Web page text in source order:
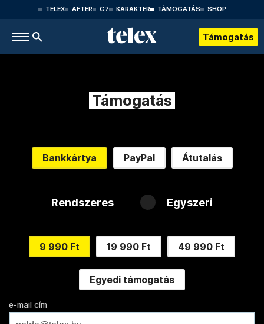
TELEX AFTER G7 KARAKTER TÁMOGATÁS SHOP
Támogatás
Támogatás
Bankkártya PayPal Átutalás
Rendszeres Egyszeri
9 990 Ft 19 990 Ft 49 990 Ft
Egyedi támogatás
e-mail cím